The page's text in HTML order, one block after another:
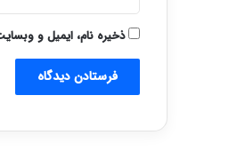
ذخیره نام، ایمیل و